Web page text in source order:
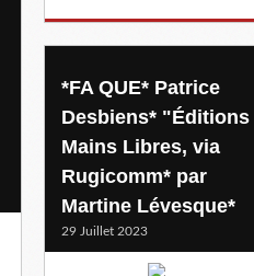
*FA QUE* Patrice
Desbiens* "Éditions
Mains Libres, via
Rugicomm* par
Martine Lévesque*
29 Juillet 2023